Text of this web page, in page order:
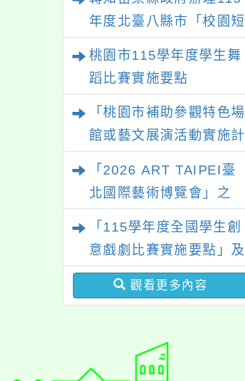
年度北臺八縣市「校園短
影音徵選活動-情緒守門
員」簡章及活動海報，歡
迎學生踴躍報名參加。
桃園市115學年度學生舞
蹈比賽實施要點
「桃園市補助參觀特色場
館或藝文展演活動實施計
「2026 ART TAIPEI臺
北國際藝術博覽會」之
「115學年度全國學生創
意戲劇比賽實施要點」及
修正內容對照表
觀看更多內容